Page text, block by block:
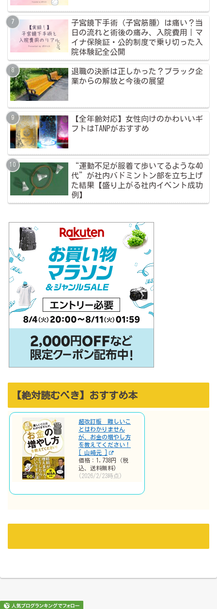
子宮鏡下手術（子宮筋腫）は痛い？当
日の流れと術後の痛み、入院費用｜マ
イナ保険証・公的制度で乗り切った入
院体験記全公開
退職の決断は正しかった？ブラック企
業からの解放と今後の展望
【全年齢対応】女性向けのかわいいギ
フトはTANPがおすすめ
“運動不足が服着て歩いてるような40
代”が社内バドミントン部を立ち上げ
た結果【盛り上がる社内イベント成功
例】
【絶対読むべき】おすすめ本
超改訂版 難しいこ
とはわかりません
が、お金の増やし方
を教えてください！
[ 山崎元 ]
価格：1,738円（税
込、送料無料)
(2026/2/23時点)